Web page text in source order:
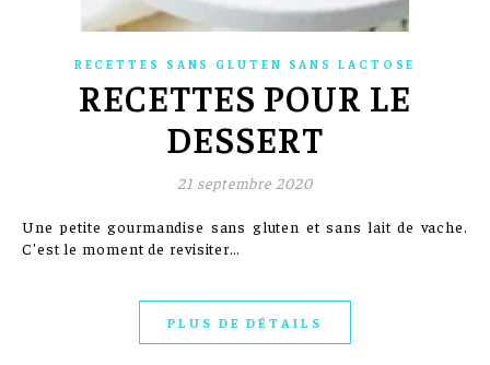
RECETTES SANS GLUTEN SANS LACTOSE
RECETTES POUR LE
DESSERT
21 septembre 2020
Une petite gourmandise sans gluten et sans lait de vache.
C'est le moment de revisiter…
PLUS DE DÉTAILS